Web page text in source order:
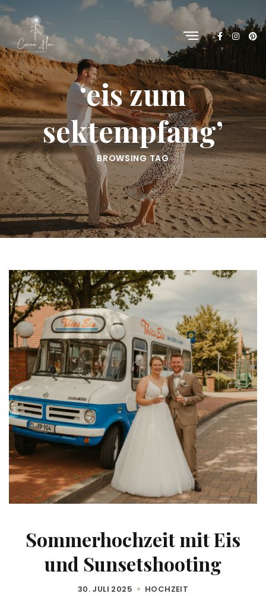
‘eis zum
sektempfang’
BROWSING TAG
Sommerhochzeit mit Eis
und Sunsetshooting
30. JULI 2025 HOCHZEIT